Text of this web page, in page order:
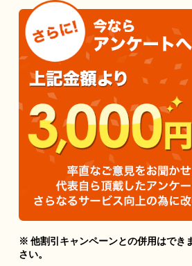
※ 他割引キャンペーンとの併用はでき
さい。